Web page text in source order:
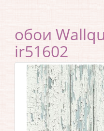
обои
ir51602